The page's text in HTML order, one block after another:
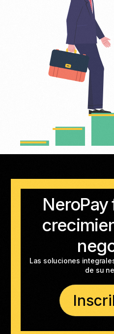
NeroPay
Las soluciones
de su